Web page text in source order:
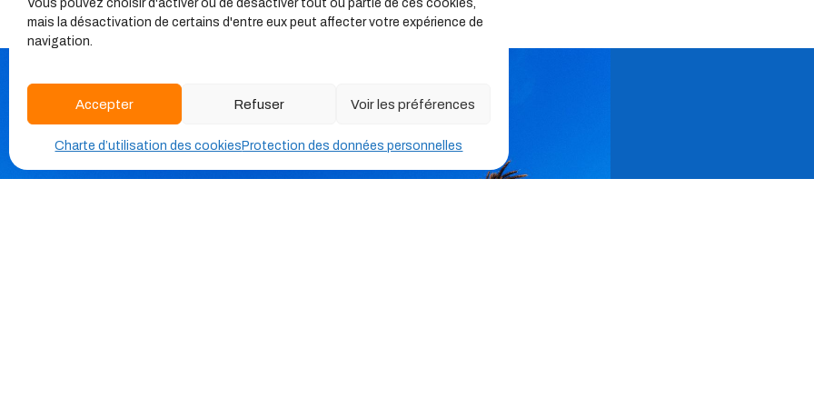
Vous pouvez choisir d'activer ou de désactiver tout ou partie de ces cookies,
mais la désactivation de certains d'entre eux peut affecter votre expérience de
navigation.
Accepter Refuser Voir les préférences
Charte d’utilisation des cookies Protection des données personnelles